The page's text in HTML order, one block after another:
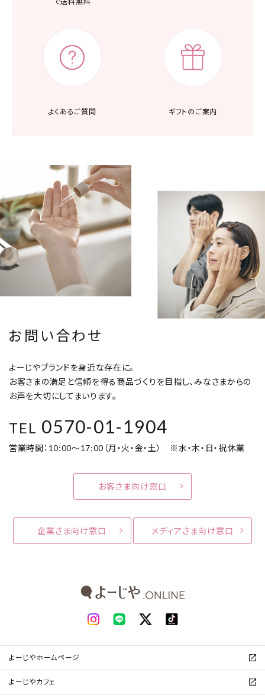
よくあるご質問 ギフトのご案内
お問い合わせ
よーじやブランドを身近な存在に。
お客さまの満足と信頼を得る商品づくりを目指し、みなさまからの
お声を大切にしてまいります。
TEL 0570-01-1904
営業時間：10:00～17:00（月・火・金・土） ※水・木・日・祝休業
お客さま向け窓口
企業さま向け窓口 メディアさま向け窓口
よーじやホームページ
よーじやカフェ